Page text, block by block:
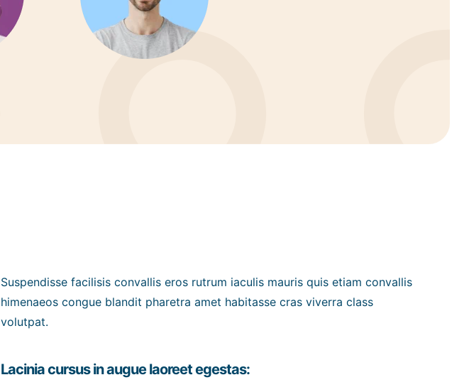
Suspendisse facilisis convallis eros rutrum iaculis mauris quis etiam convallis
himenaeos congue blandit pharetra amet habitasse cras viverra class
volutpat.
Lacinia cursus in augue laoreet egestas: